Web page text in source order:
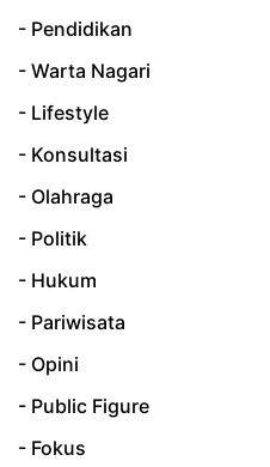
- Pendidikan
- Warta Nagari
- Lifestyle
- Konsultasi
- Olahraga
- Politik
- Hukum
- Pariwisata
- Opini
- Public Figure
- Fokus